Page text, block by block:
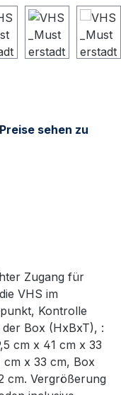
sehen zu
Zugang für
VHS im
Kontrolle
Box (HxBxT), :
cm x 41 cm x 33
x 33 cm, Box
cm. Vergrößerung